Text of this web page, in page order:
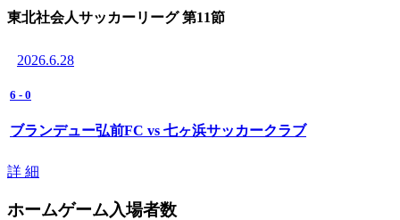
東北社会人サッカーリーグ 第11節
2026.6.28
6 - 0
ブランデュー弘前FC vs 七ヶ浜サッカークラブ
詳 細
ホームゲーム入場者数